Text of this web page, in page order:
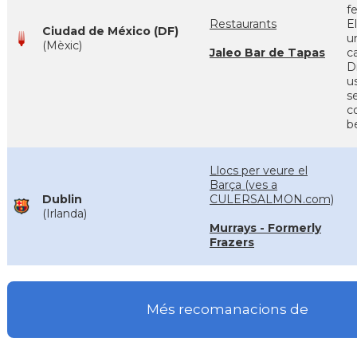
Ciudad de México (DF)
(Mèxic)
Restaurants
Jaleo Bar de Tapas
Dublin
(Irlanda)
Llocs per veure el
Barça (ves a
CULERSALMON.com)
Murrays - Formerly
Frazers
Més recomanacions de